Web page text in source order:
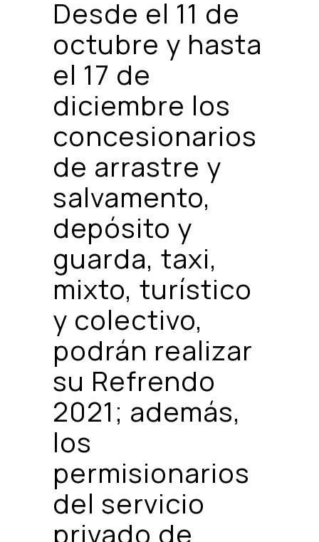
Desde el 11 de
octubre y hasta
el 17 de
diciembre los
concesionarios
de arrastre y
salvamento,
depósito y
guarda, taxi,
mixto, turístico
y colectivo,
podrán realizar
su Refrendo
2021; además,
los
permisionarios
del servicio
privado de